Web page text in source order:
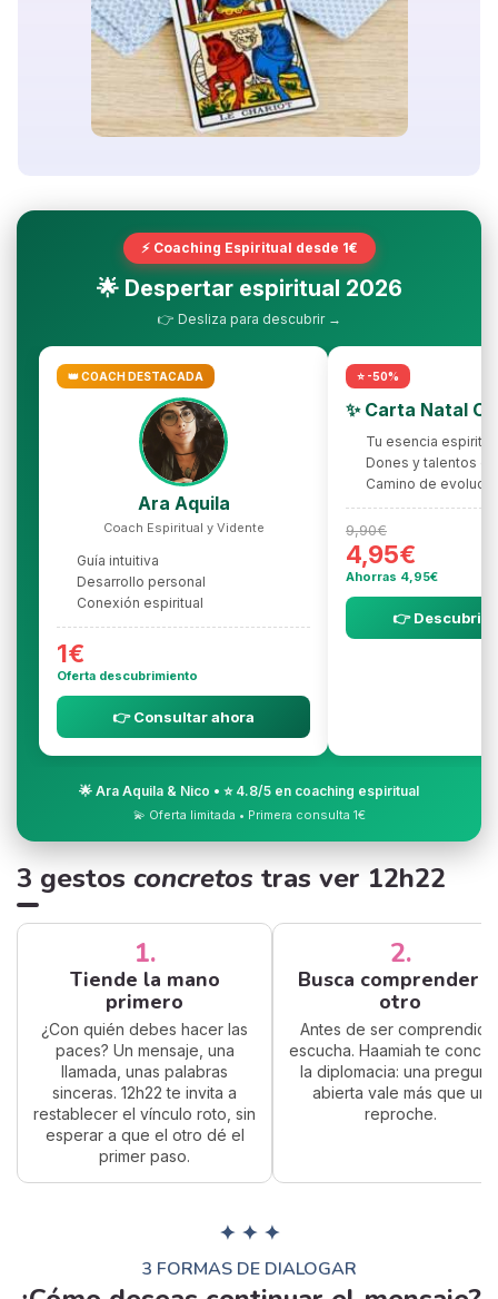
⚡ Coaching Espiritual desde 1€
🌟 Despertar espiritual 2026
👉 Desliza para descubrir →
👑 COACH DESTACADA
Ara Aquila
Coach Espiritual y Vidente
Guía intuitiva
Desarrollo personal
Conexión espiritual
1€
Oferta descubrimiento
👉 Consultar ahora
⭐ -50%
✨ Carta Natal
Tu esencia
Dones y talentos
Camino de
9,90€
4,95€
Ahorras 4,95€
👉 Descubrir
🌟 Ara Aquila & Nico • ⭐ 4.8/5 en coaching espiritual
💫 Oferta limitada • Primera consulta 1€
3 gestos concretos tras ver 12h22
1.
Tiende la mano
primero
¿Con quién debes hacer las
paces? Un mensaje, una
llamada, unas palabras
sinceras. 12h22 te invita a
restablecer el vínculo roto, sin
esperar a que el otro dé el
primer paso.
2.
Busca comprender
otro
Antes de ser
escucha. Haamiah te
la diplomacia: una
abierta vale más que un
reproche.
✦ ✦ ✦
3 FORMAS DE DIALOGAR